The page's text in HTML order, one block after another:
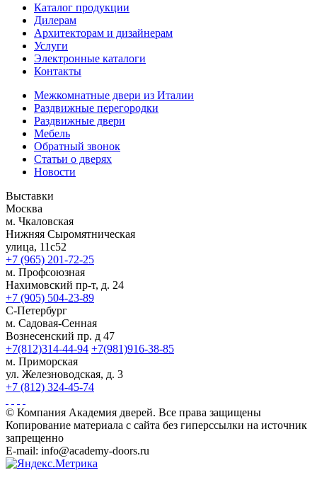
Каталог продукции
Дилерам
Архитекторам и дизайнерам
Услуги
Электронные каталоги
Контакты
Межкомнатные двери из Италии
Раздвижные перегородки
Раздвижные двери
Мебель
Обратный звонок
Статьи о дверях
Новости
Выставки
Москва
м. Чкаловская
Нижняя Сыромятническая
улица, 11с52
+7 (965) 201-72-25
м. Профсоюзная
Нахимовский пр-т, д. 24
+7 (905) 504-23-89
С-Петербург
м. Садовая-Сенная
Вознесенский пр. д 47
+7(812)314-44-94 +7(981)916-38-85
м. Приморская
ул. Железноводская, д. 3
+7 (812) 324-45-74
© Компания Академия дверей. Все права защищены
Копирование материала с сайта без гиперссылки на источник
запрещенно
E-mail: info@academy-doors.ru